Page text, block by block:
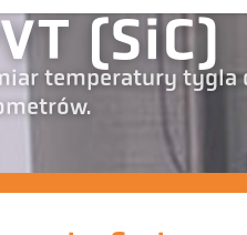
(SiC)
temperatury tygla